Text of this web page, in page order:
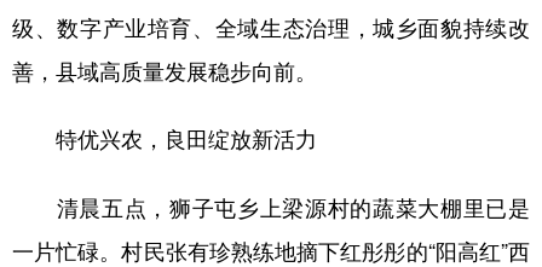
食品 人居 信息化 数字经济
学术中国 乡村振兴
公益 一带一路 亚太网 上市公司
级、数字产业培育、全域生态治理，城乡面貌持续改
善，县域高质量发展稳步向前。
特优兴农，良田绽放新活力
清晨五点，狮子屯乡上梁源村的蔬菜大棚里已是
一片忙碌。村民张有珍熟练地摘下红彤彤的“阳高红”西